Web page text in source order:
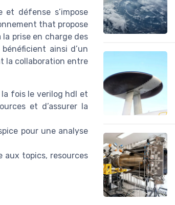
et défense s’impose
that propose
prise en charge des
ainsi d’un
la collaboration entre
fois le verilog hdl et
et d’assurer la
pour une analyse
aux topics, resources